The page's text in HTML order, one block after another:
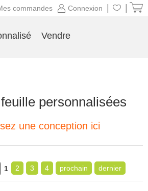
personnalisées
une conception ici
1 2 3 4 prochain dernier
Connexion
commandes
Vendre